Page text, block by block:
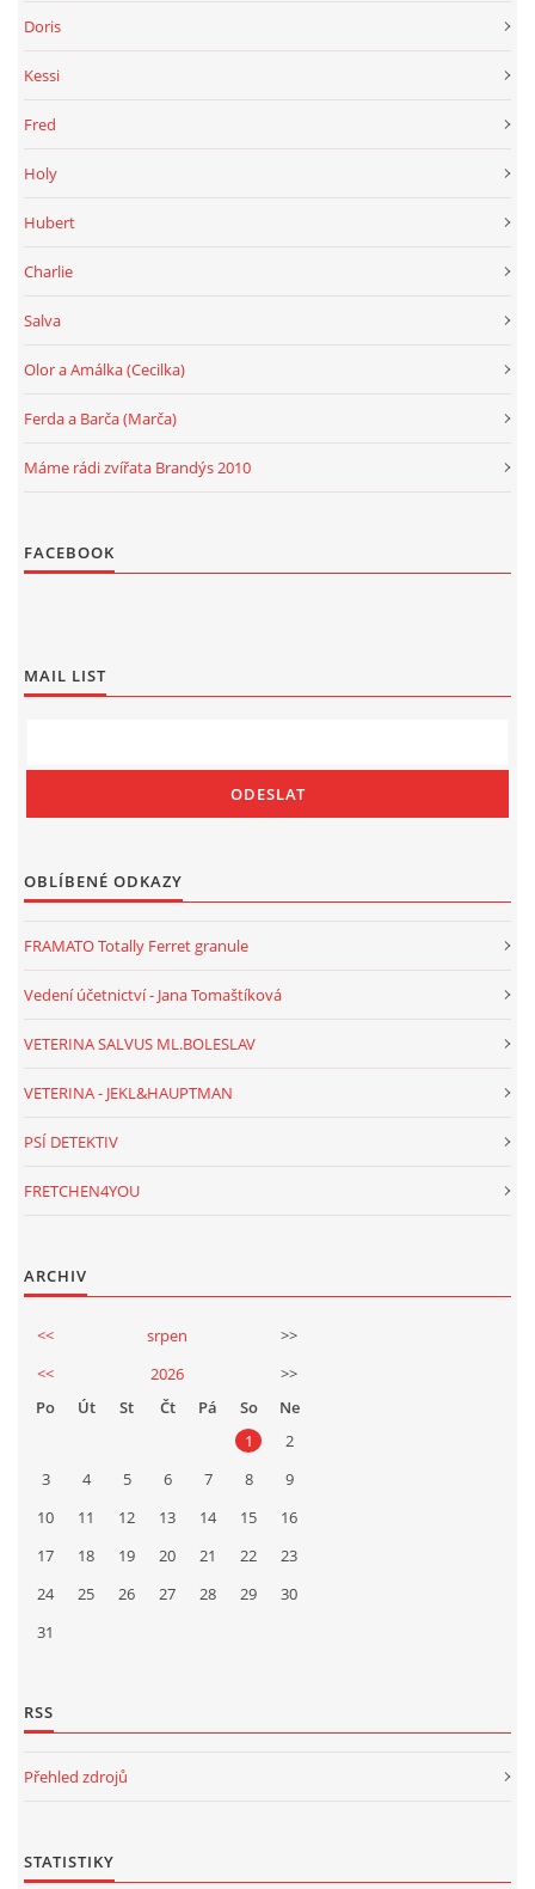
Doris
Kessi
Fred
Holy
Hubert
Charlie
Salva
Olor a Amálka (Cecilka)
Ferda a Barča (Marča)
Máme rádi zvířata Brandýs 2010
FACEBOOK
MAIL LIST
OBLÍBENÉ ODKAZY
FRAMATO Totally Ferret granule
Vedení účetnictví - Jana Tomaštíková
VETERINA SALVUS ML.BOLESLAV
VETERINA - JEKL&HAUPTMAN
PSÍ DETEKTIV
FRETCHEN4YOU
ARCHIV
<< srpen
>>
<<
2026
>>
Po
Út St Čt Pá So
Ne
1
2
3
4 5 6 7 8
9
10
11 12 13 14 15
16
17
18 19 20 21 22
23
24
25 26 27 28 29
30
31
RSS
Přehled zdrojů
STATISTIKY